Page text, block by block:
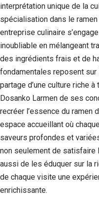
interprétation unique de la
spécialisation dans le
entreprise culinaire
inoubliable en mélangeant
des ingrédients frais et de
fondamentales reposent sur
partage d’une culture riche
Dosanko Larmen de ses
recréer l’essence du ramen
espace accueillant où
saveurs profondes et
non seulement de
aussi de les éduquer sur la
de chaque visite une
enrichissante.